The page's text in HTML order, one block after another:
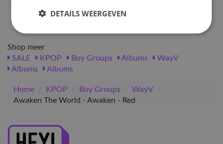
EAN nummer
1000000123470
Shop meer
SALE
KPOP Boy Groups Albums
WayV
Albums
Albums
Home / KPOP / Boy Groups / WayV
/
Awaken The World - Awaken - Red
DETAILS WEERGEVEN